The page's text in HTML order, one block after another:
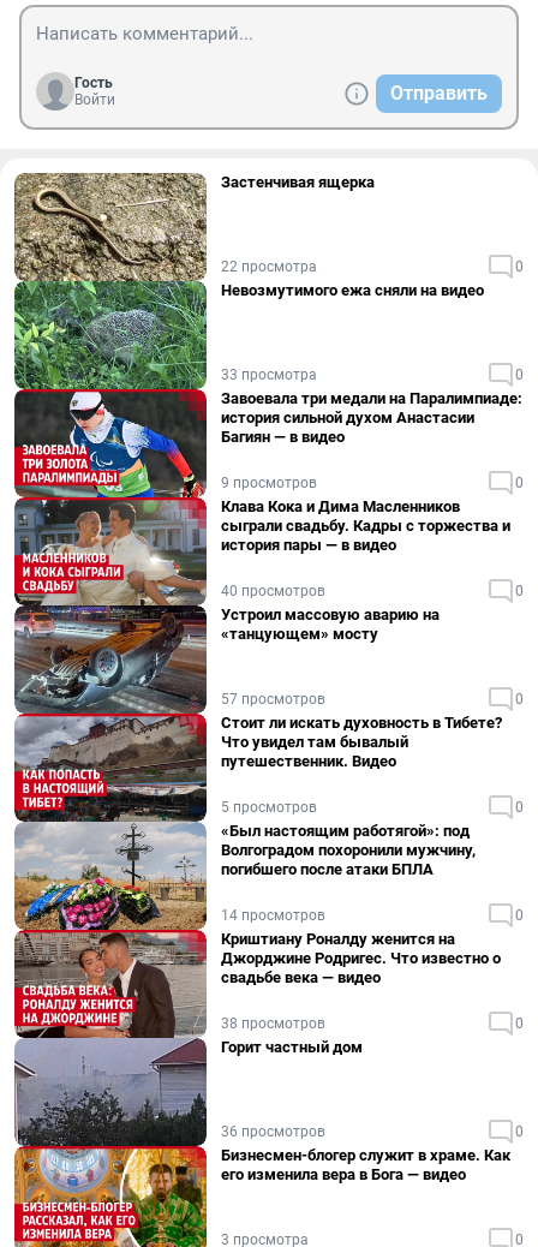
Гость
Войти
Отправить
Застенчивая ящерка
22 просмотра 0
Невозмутимого ежа сняли на видео
33 просмотра 0
Завоевала три медали на Паралимпиаде:
история сильной духом Анастасии
Багиян — в видео
9 просмотров 0
Клава Кока и Дима Масленников
сыграли свадьбу. Кадры с торжества и
история пары — в видео
40 просмотров 0
Устроил массовую аварию на
«танцующем» мосту
57 просмотров 0
Стоит ли искать духовность в Тибете?
Что увидел там бывалый
путешественник. Видео
5 просмотров 0
«Был настоящим работягой»: под
Волгоградом похоронили мужчину,
погибшего после атаки БПЛА
14 просмотров 0
Криштиану Роналду женится на
Джорджине Родригес. Что известно о
свадьбе века — видео
38 просмотров 0
Горит частный дом
36 просмотров 0
Бизнесмен-блогер служит в храме. Как
его изменила вера в Бога — видео
3 просмотра 0